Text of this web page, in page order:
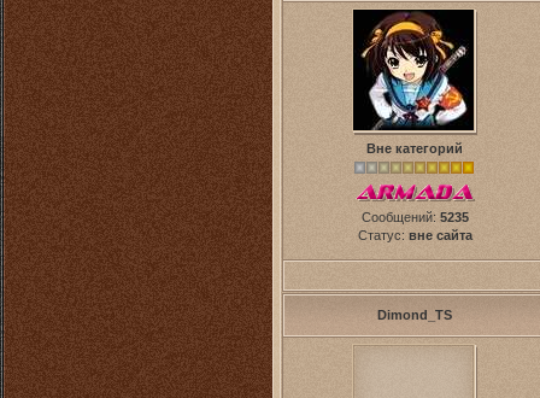
Вне категорий
Сообщений: 5235
Статус: вне сайта
Dimond_TS